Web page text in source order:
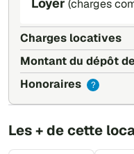
(charges
Charges locatives
Montant du dépôt
Honoraires
?
Les + de cette